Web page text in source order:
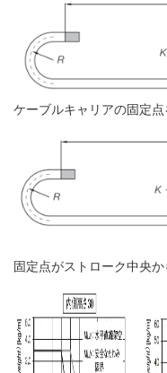
ケーブルキャリアの固定
固定点がストローク中央